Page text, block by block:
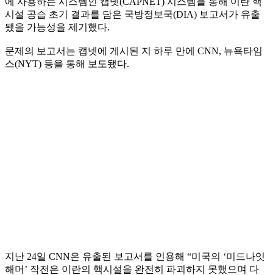
시설 공습 초기 결과를 담은 국방정보국(DIA) 보고서가 유출
됐을 가능성을 제기했다.
문제의 보고서는 캡넷에 게시된 지 하루 만에 CNN, 뉴욕타임
스(NYT) 등을 통해 보도됐다.
지난 24일 CNN은 유출된 보고서를 인용해 “미국의 ‘미드나잇
해머’ 작전은 이란의 핵시설을 완전히 파괴하지 못했으며 다